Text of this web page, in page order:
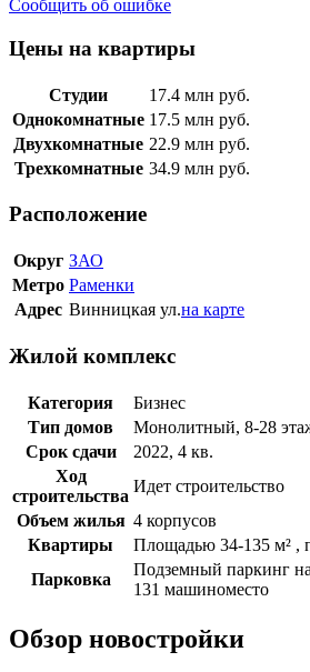
Сообщить об ошибке
Цены на квартиры
Студии 17.4 млн руб.
Однокомнатные 17.5 млн руб.
Двухкомнатные 22.9 млн руб.
Трехкомнатные 34.9 млн руб.
Расположение
Округ ЗАО
Метро Раменки
Адрес Винницкая ул.на карте
Жилой комплекс
Категория
Бизнес
Тип домов
Монолитный, 8-28
Срок сдачи
2022, 4 кв.
Ход
строительства
Идет строительство
Объем жилья 4 корпусов
Квартиры
Площадью 34-135 м² ,
Парковка
Подземный паркинг
131 машиноместо
Обзор новостройки